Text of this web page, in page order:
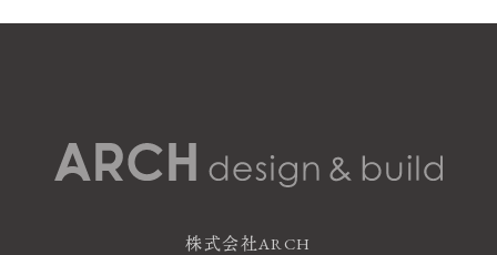
株式会社ARCH